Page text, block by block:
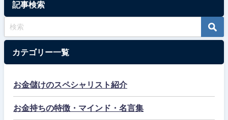
記事検索
カテゴリー一覧
お金儲けのスペシャリスト紹介
お金持ちの特徴・マインド・名言集